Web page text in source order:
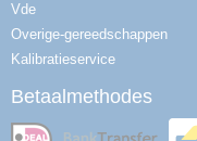
Vde
Overige-gereedschappen
Kalibratieservice
Betaalmethodes